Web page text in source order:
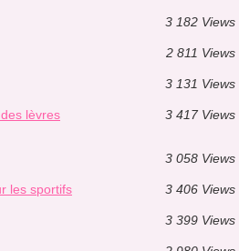
3 182 Views
2 811 Views
3 131 Views
lèvres
3 417 Views
3 058 Views
les sportifs 3 406 Views
3 399 Views